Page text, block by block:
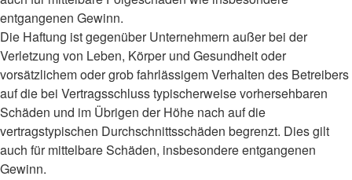
entgangenen Gewinn.
Die Haftung ist gegenüber Unternehmern außer bei der
Verletzung von Leben, Körper und Gesundheit oder
vorsätzlichem oder grob fahrlässigem Verhalten des Betreibers
auf die bei Vertragsschluss typischerweise vorhersehbaren
Schäden und im Übrigen der Höhe nach auf die
vertragstypischen Durchschnittsschäden begrenzt. Dies gilt
auch für mittelbare Schäden, insbesondere entgangenen
Gewinn.